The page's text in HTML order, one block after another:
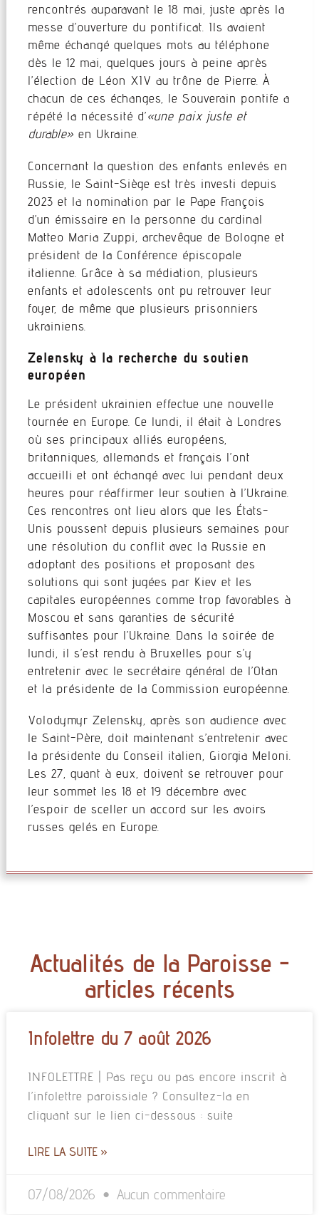
rencontrés auparavant le 18 mai, juste après la
messe d’ouverture du pontificat. Ils avaient
même échangé quelques mots au téléphone
dès le 12 mai, quelques jours à peine après
l’élection de Léon XIV au trône de Pierre. À
chacun de ces échanges, le Souverain pontife a
répété la nécessité d’«une paix juste et
durable» en Ukraine.
Concernant la question des enfants enlevés en
Russie, le Saint-Siège est très investi depuis
2023 et la nomination par le Pape François
d’un émissaire en la personne du cardinal
Matteo Maria Zuppi, archevêque de Bologne et
président de la Conférence épiscopale
italienne. Grâce à sa médiation, plusieurs
enfants et adolescents ont pu retrouver leur
foyer, de même que plusieurs prisonniers
ukrainiens.
Zelensky à la recherche du soutien
européen
Le président ukrainien effectue une nouvelle
tournée en Europe. Ce lundi, il était à Londres
où ses principaux alliés européens,
britanniques, allemands et français l’ont
accueilli et ont échangé avec lui pendant deux
heures pour réaffirmer leur soutien à l’Ukraine.
Ces rencontres ont lieu alors que les États-
Unis poussent depuis plusieurs semaines pour
une résolution du conflit avec la Russie en
adoptant des positions et proposant des
solutions qui sont jugées par Kiev et les
capitales européennes comme trop favorables à
Moscou et sans garanties de sécurité
suffisantes pour l’Ukraine. Dans la soirée de
lundi, il s’est rendu à Bruxelles pour s’y
entretenir avec le secrétaire général de l’Otan
et la présidente de la Commission européenne.
Volodymyr Zelensky, après son audience avec
le Saint-Père, doit maintenant s’entretenir avec
la présidente du Conseil italien, Giorgia Meloni.
Les 27, quant à eux, doivent se retrouver pour
leur sommet les 18 et 19 décembre avec
l’espoir de sceller un accord sur les avoirs
russes gelés en Europe.
Actualités de la Paroisse -
articles récents
Infolettre du 7 août 2026
INFOLETTRE | Pas reçu ou pas encore inscrit à
l’infolettre paroissiale ? Consultez-la en
cliquant sur le lien ci-dessous : suite
LIRE LA SUITE »
07/08/2026 Aucun commentaire